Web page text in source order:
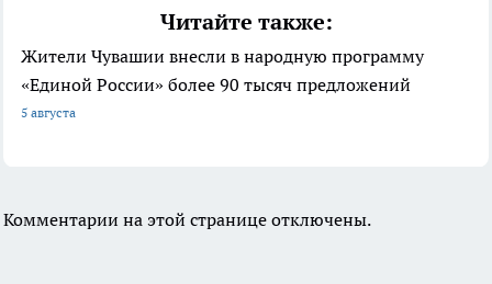
Читайте также:
Жители Чувашии внесли в народную программу
«Единой России» более 90 тысяч предложений
5 августа
Комментарии на этой странице отключены.